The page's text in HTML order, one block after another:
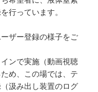
行っています。
ザー登録の様子をご
ンで実施（動画視聴
め、この場では、テ
汲み出し装置のログ